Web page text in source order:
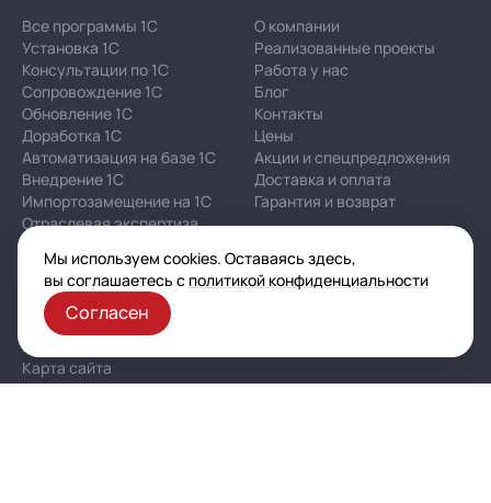
Все программы 1С
Установка 1С
Консультации по 1С
Сопровождение 1С
Обновление 1С
Доработка 1С
Автоматизация на базе 1С
Внедрение 1С
Импортозамещение на 1С
Отраслевая экспертиза
О компании
Реализованные проекты
Работа у нас
Блог
Контакты
Цены
Акции и спецпредложения
Доставка и оплата
Гарантия и возврат
Корпоративная политика в отношении персональных
данных
Политика конфиденциальности
Публичная оферта
Карта сайта
Мы используем cookies. Оставаясь здесь,
вы соглашаетесь с политикой конфиденциальности
Согласен